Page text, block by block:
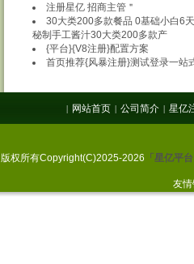
注册星亿 招商主管＂
30大类200多款餐品 0基础小白6
秘制手工酱汁30大类200多款产
{平台}{V8注册}配置方案
首页推荐{风暴注册}测试登录一站
版权所有Copyright(C)2025-2026 「星亿平
友
| 网站首页 | 公司简介 | 星亿